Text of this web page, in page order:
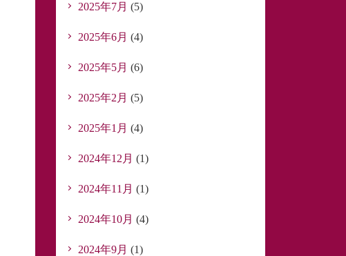
2025年7月 (5)
2025年6月 (4)
2025年5月 (6)
2025年2月 (5)
2025年1月 (4)
2024年12月 (1)
2024年11月 (1)
2024年10月 (4)
2024年9月 (1)